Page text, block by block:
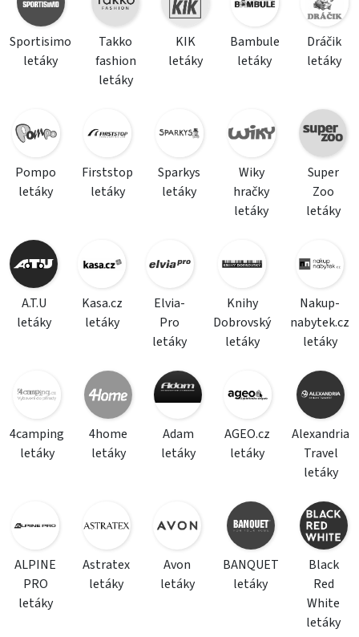
Sportisimo
letáky
Takko
fashion
letáky
KIK
letáky
Bambule
letáky
Dráčik
letáky
Pompo
letáky
Firststop
letáky
Sparkys
letáky
Wiky
hračky
letáky
Super
Zoo
letáky
A.T.U
letáky
Kasa.cz
letáky
Elvia-
Pro
letáky
Knihy
Dobrovský
letáky
Nakup-
nabytek.cz
letáky
4camping
letáky
4home
letáky
Adam
letáky
AGEO.cz
letáky
Alexandria
Travel
letáky
ALPINE
PRO
letáky
Astratex
letáky
Avon
letáky
BANQUET
letáky
Black
Red
White
letáky